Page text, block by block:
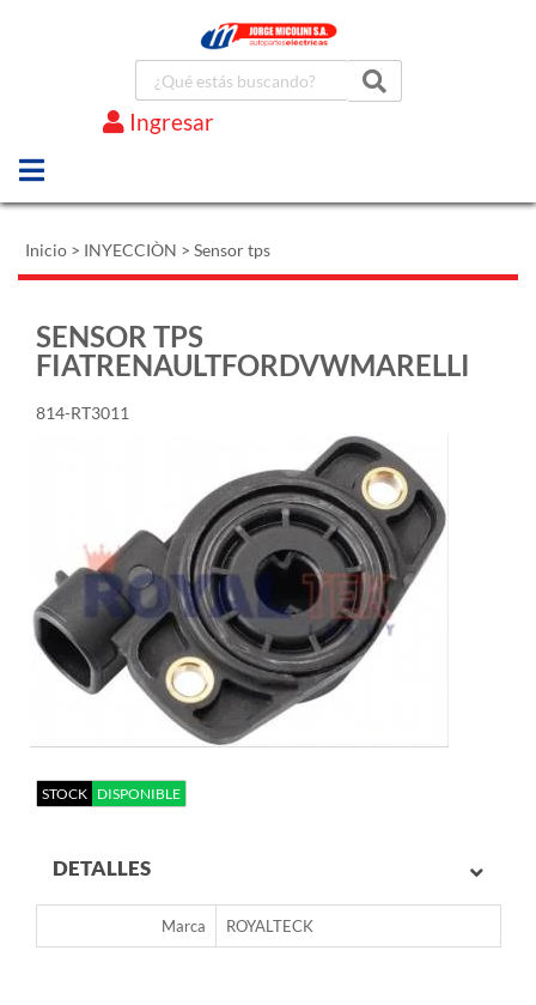
Ingresar
Inicio > INYECCIÒN > Sensor tps
SENSOR TPS
FIATRENAULTFORDVWMARELLI
814-RT3011
STOCK DISPONIBLE
DETALLES
Marca ROYALTECK